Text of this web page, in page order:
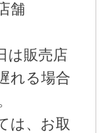
舗
は販売店
れる場合
は、お取